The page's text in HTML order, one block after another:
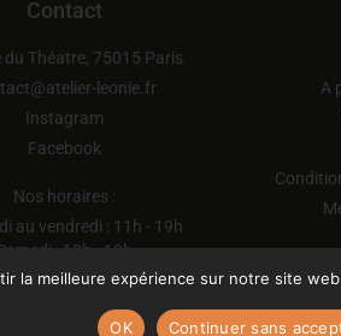
Contact
du Théatre, 75015 Paris
leonie.fr
Instagram
Facebook
Nos horaires :
au vendredi : 11h - 19h
: 10h - 19h
: 14h30 - 18h
A
la meilleure expérience sur notre site
OK Continuer sans